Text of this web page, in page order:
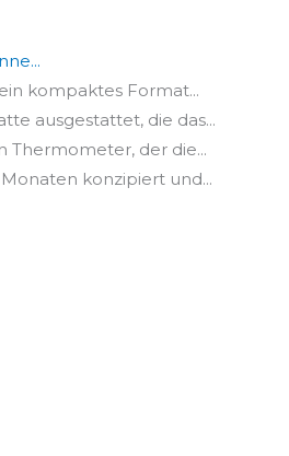
kompaktes Format...
ausgestattet, die das...
Thermometer, der die...
konzipiert und...